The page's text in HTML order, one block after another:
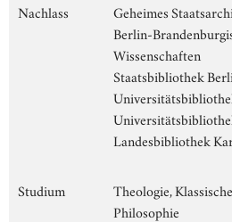
Nachlass
Geheimes
Berlin-
Wissenschaften
Staatsbibliothek
Landesbibliothek
Studium
Theologie,
Philosophie